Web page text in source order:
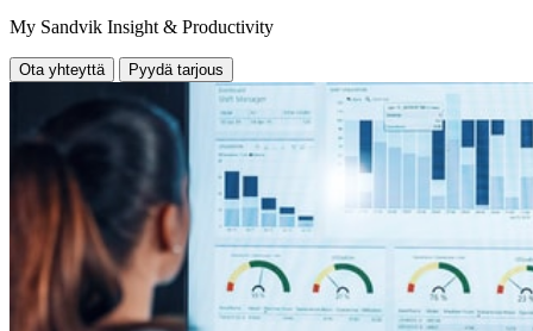
My Sandvik Insight & Productivity
Ota yhteyttä Pyydä tarjous